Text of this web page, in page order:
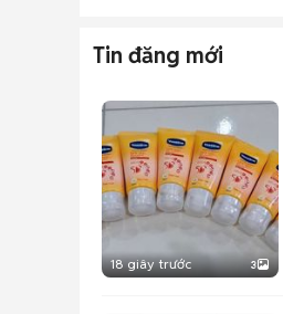
Tin đăng mới
18 giây trước 3